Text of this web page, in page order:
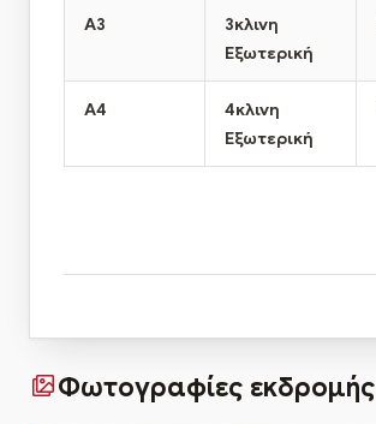
Α3
3κλινη
Εξωτερική
Α4
4κλινη
Εξωτερική
Φωτογραφίες εκδρομής